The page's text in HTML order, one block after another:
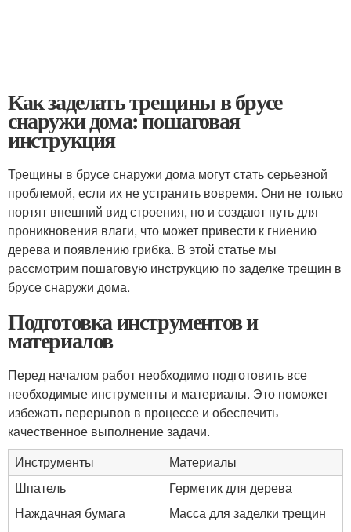
Как заделать трещины в брусе
снаружи дома: пошаговая
инструкция
Трещины в брусе снаружи дома могут стать серьезной
проблемой, если их не устранить вовремя. Они не только
портят внешний вид строения, но и создают путь для
проникновения влаги, что может привести к гниению
дерева и появлению грибка. В этой статье мы
рассмотрим пошаговую инструкцию по заделке трещин в
брусе снаружи дома.
Подготовка инструментов и
материалов
Перед началом работ необходимо подготовить все
необходимые инструменты и материалы. Это поможет
избежать перерывов в процессе и обеспечить
качественное выполнение задачи.
Инструменты
Материалы
Шпатель
Герметик для дерева
Наждачная бумага
Масса для заделки трещин